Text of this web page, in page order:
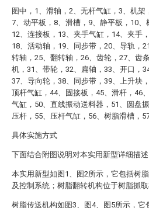
图中，1、滑轴，2、无杆气缸，3、机
7、动平板，8、滑槽，9、静平板，10
12、连接板，13、夹手气缸，14、夹手
18、活动轴，19、同步带，20、导轨，
转轴，25、翻转轴，26、齿轮，27、齿
机，31、带轮，32、扁轴，33、开口，
37、导向轮，38、同步带，39、上升块
顶杆气缸，44、固接板，45、滑杆，46
气缸，50、直线振动送料器，51、圆盘
压杆，55、压杆气缸，56、树脂滑槽，57
具体实施方式
下面结合附图说明对本实用新型详细描述
本实用新型如图1、图2所示，它包括树
及控制系统；树脂翻转机构位于树脂抓
树脂传送机构如图3、图4、图5所示，